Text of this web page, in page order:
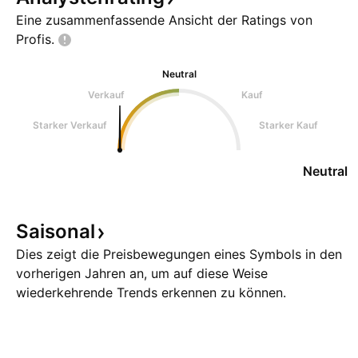
Eine zusammenfassende Ansicht der Ratings von
Profis.
Neutral
Verkauf
Kauf
Starker Verkauf Starker Kauf
Neutral
Saisonal
Dies zeigt die Preisbewegungen eines Symbols in den
vorherigen Jahren an, um auf diese Weise
wiederkehrende Trends erkennen zu können.